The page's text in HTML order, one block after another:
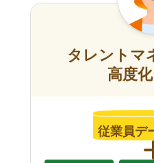
タレントマ
高度
従業員デ